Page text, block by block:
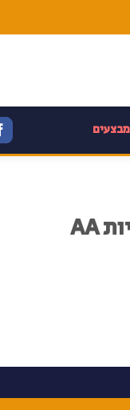
מבצעים